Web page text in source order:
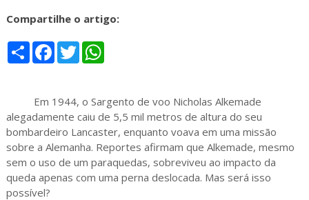
Compartilhe o artigo:
S
F
o
o
k
T
w
e
r
W
A
p
p
Em 1944, o Sargento de voo Nicholas Alkemade
alegadamente caiu de 5,5 mil metros de altura do seu
bombardeiro Lancaster, enquanto voava em uma missão
sobre a Alemanha. Reportes afirmam que Alkemade, mesmo
sem o uso de um paraquedas, sobreviveu ao impacto da
queda apenas com uma perna deslocada. Mas será isso
possível?